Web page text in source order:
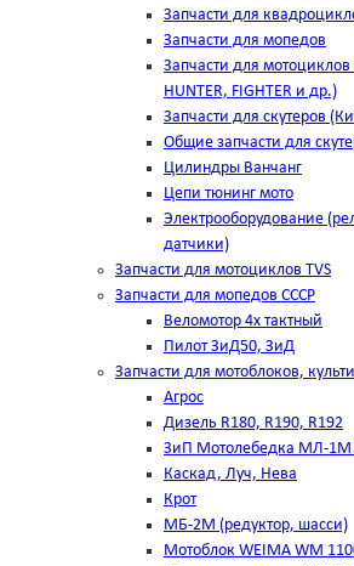
Запчасти для
Запчасти для мопедов
Запчасти для мотоциклов
HUNTER, FIGHTER и др.)
Запчасти для скутеров
Общие запчасти для
Цилиндры Ванчанг
Цепи тюнинг мото
Электрооборудование
датчики)
Запчасти для мотоциклов TVS
Запчасти для мопедов СССР
Веломотор 4х тактный
Пилот ЗиД50, ЗиД
Запчасти для мотоблоков,
Агрос
Дизель R180, R190, R192
ЗиП Мотолебедка МЛ-
Каскад, Луч, Нева
Крот
МБ-2М (редуктор, шасси)
Мотоблок WEIMA WM